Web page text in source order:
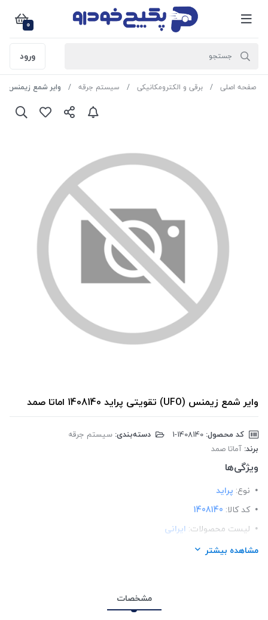
0
ورود
صفحه اصلی برقی و الکترومکانیکی سیستم جرقه وایر شمع زیمنس (UFO) تقویتی پراید 1408140 اماتا صمد
وایر شمع زیمنس (UFO) تقویتی پراید 1408140 اماتا صمد
کد محصول: دسته‌بندی: سیستم جرقه
برند: آماتا صمد
ویژگی‌ها
نوع: پراید
کد کالا: 1408140
لیست محصولات: ایرانی
برند:اماتا صمد
مشاهده بیشتر
مشخصات